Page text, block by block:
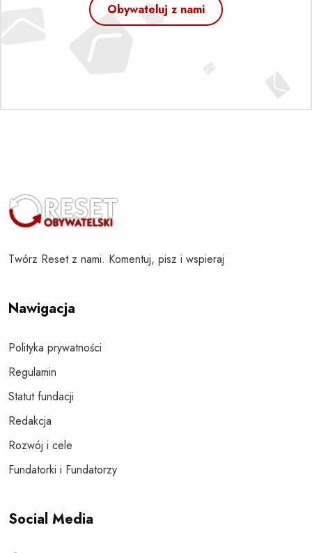
Obywateluj z nami
Twórz Reset z nami. Komentuj, pisz i wspieraj
Nawigacja
Polityka prywatności
Regulamin
Statut fundacji
Redakcja
Rozwój i cele
Fundatorki i Fundatorzy
Social Media